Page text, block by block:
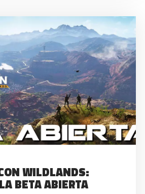
WILDLANDS:
BETA ABIERTA